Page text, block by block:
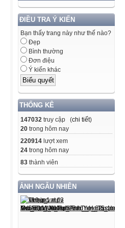
ĐIỀU TRA Ý KIẾN
Bạn thấy trang này như thế nào?
Đẹp
Bình thường
Đơn điệu
Ý kiến khác
THỐNG KÊ
147032 truy cập (chi tiết)
20 trong hôm nay
220914 lượt xem
24 trong hôm nay
83 thành viên
ẢNH NGẪU NHIÊN